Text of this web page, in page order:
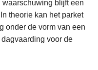
blijft een
theorie kan het parket
onder de vorm van een
voor de